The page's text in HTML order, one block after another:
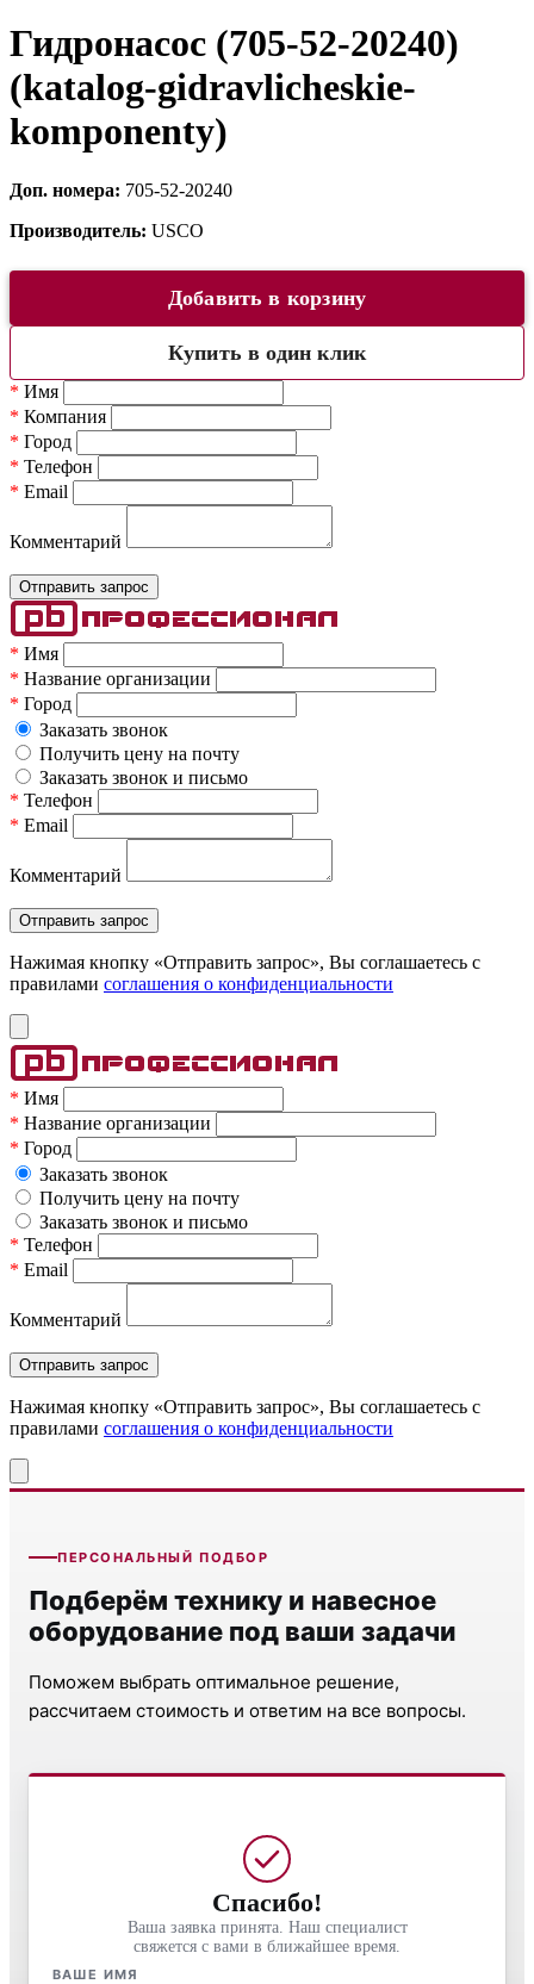
Гидронасос (705-52-20240)
(katalog-gidravlicheskie-
komponenty)
Доп. номера: 705-52-20240
Производитель: USCO
Добавить в корзину
Купить в один клик
* Имя
* Компания
* Город
* Телефон
* Email
Комментарий
* Имя
* Название организации
* Город
Заказать звонок
Получить цену на почту
Заказать звонок и письмо
* Телефон
* Email
Комментарий
Нажимая кнопку «Отправить запрос», Вы соглашаетесь c
правилами соглашения о конфиденциальности
* Имя
* Название организации
* Город
Заказать звонок
Получить цену на почту
Заказать звонок и письмо
* Телефон
* Email
Комментарий
Нажимая кнопку «Отправить запрос», Вы соглашаетесь c
правилами соглашения о конфиденциальности
ПЕРСОНАЛЬНЫЙ ПОДБОР
Подберём технику и навесное
оборудование под ваши задачи
Поможем выбрать оптимальное решение,
рассчитаем стоимость и ответим на все вопросы.
Спасибо!
Ваша заявка принята. Наш специалист
свяжется с вами в ближайшее время.
ВАШЕ ИМЯ